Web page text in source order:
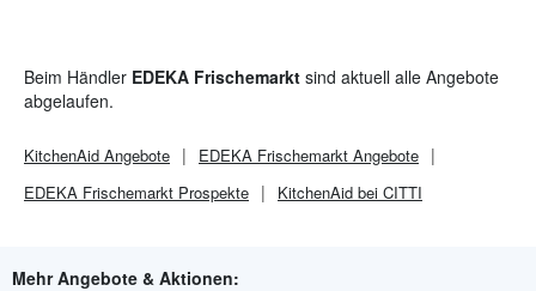
Beim Händler EDEKA Frischemarkt sind aktuell alle Angebote
abgelaufen.
KitchenAid Angebote EDEKA Frischemarkt Angebote
EDEKA Frischemarkt Prospekte KitchenAid bei CITTI
Mehr Angebote & Aktionen: